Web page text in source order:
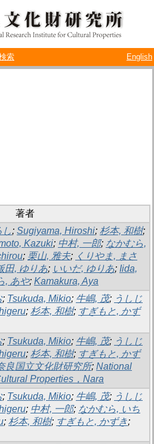
索 English
著者
; Sugiyama, Hiroshi; 杉本, 和樹;
Kazuki; 中村, 一郎; なかむら,
; 栗山, 雅夫; くりやま, まさ
田, ゆりあ; いいだ, ゆりあ; Iida,
, あや; Kamakura, Aya
; Tsukuda, Mikio; 牛嶋, 茂; うしじ
; 杉本, 和樹; すぎもと, かず
; Tsukuda, Mikio; 牛嶋, 茂; うしじ
; 杉本, 和樹; すぎもと, かず
良国立文化財研究所; National
Properties，Nara
; Tsukuda, Mikio; 牛嶋, 茂; うしじ
; 中村, 一郎; なかむら, いち
; 杉本, 和樹; すぎもと, かずき;